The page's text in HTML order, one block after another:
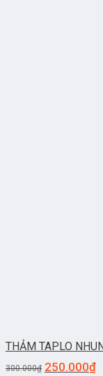
THẢM TAPLO
300.000₫ 250.000₫